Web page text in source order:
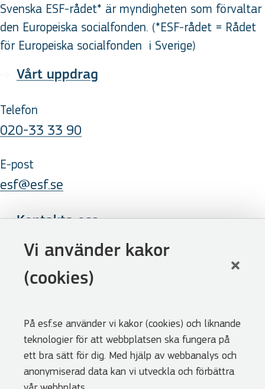
Vi använder kakor
(cookies)
På esf.se använder vi kakor (cookies) och liknande
teknologier för att webbplatsen ska fungera på
ett bra sätt för dig. Med hjälp av webbanalys och
anonymiserad data kan vi utveckla och förbättra
Svenska ESF-rådet* är myndigheten som förvaltar
den Europeiska socialfonden. (*ESF-rådet = Rådet
för Europeiska socialfonden i Sverige)
Vårt uppdrag
Telefon
020-33 33 90
E-post
esf@esf.se
Kontakta oss
Följ oss
LinkedIn
Nyhetsbrev
Genvägar
Webbshoppen